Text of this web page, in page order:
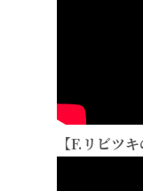
【F.リビツ